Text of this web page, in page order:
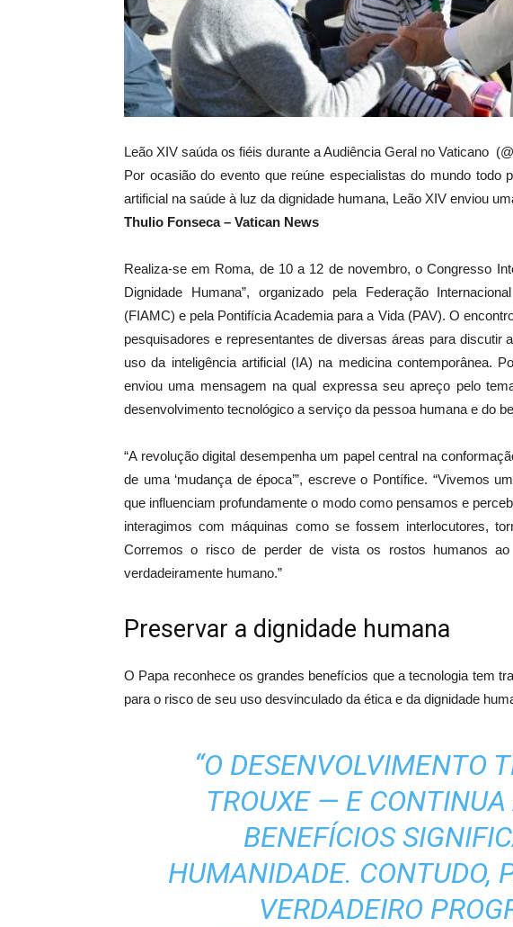
Leão XIV saúda os fiéis durante a Audiência Geral no Vaticano
Por ocasião do evento que reúne especialistas do mundo todo
artificial na saúde à luz da dignidade humana, Leão XIV enviou
Thulio Fonseca – Vatican News
Realiza-se em Roma, de 10 a 12 de novembro, o Congresso
Dignidade Humana”, organizado pela Federação
(FIAMC) e pela Pontifícia Academia para a Vida (PAV). O
pesquisadores e representantes de diversas áreas para discutir
uso da inteligência artificial (IA) na medicina contemporânea.
enviou uma mensagem na qual expressa seu apreço pelo
desenvolvimento tecnológico a serviço da pessoa humana e do
“A revolução digital desempenha um papel central na
de uma ‘mudança de época’”, escreve o Pontífice. “Vivemos
que influenciam profundamente o modo como pensamos e
interagimos com máquinas como se fossem interlocutores,
Corremos o risco de perder de vista os rostos humanos
verdadeiramente humano.”
Preservar a dignidade humana
O Papa reconhece os grandes benefícios que a tecnologia tem
para o risco de seu uso desvinculado da ética e da dignidade
“O DESENVOLVIMENTO
TROUXE — E
BENEFÍCIOS
HUMANIDADE. CONTUDO,
VERDADEIRO